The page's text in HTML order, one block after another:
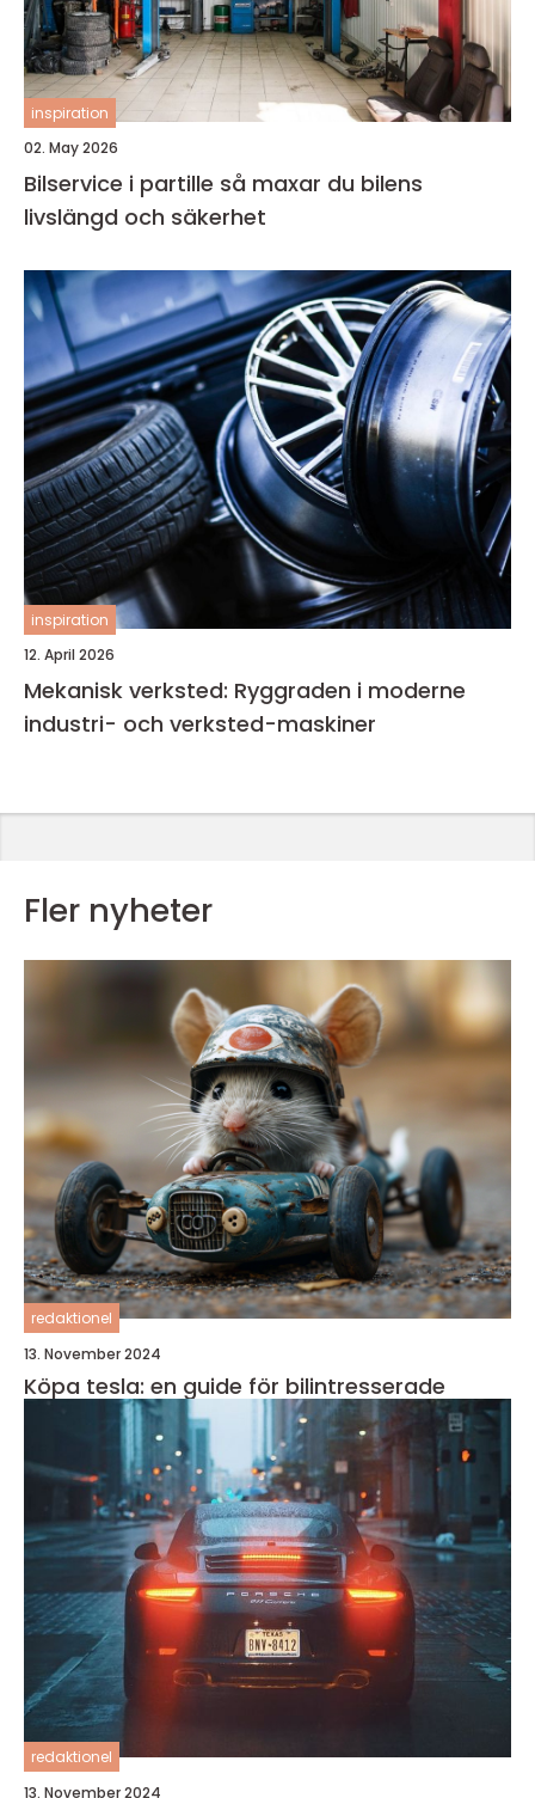
inspiration
02. May 2026
Bilservice i partille så maxar du bilens
livslängd och säkerhet
inspiration
12. April 2026
Mekanisk verksted: Ryggraden i moderne
industri- och verksted-maskiner
Fler nyheter
redaktionel
13. November 2024
Köpa tesla: en guide för bilintresserade
redaktionel
13. November 2024